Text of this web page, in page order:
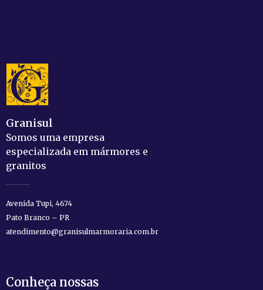
Granisul
Somos uma empresa
especializada em mármores e
granitos
Avenida Tupi, 4674
Pato Branco – PR
atendimento@granisulmarmoraria.com.br
Conheça nossas